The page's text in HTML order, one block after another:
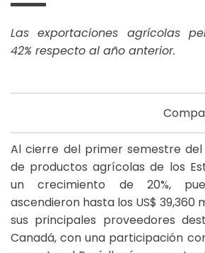
Las exportaciones agrícolas
42% respecto al año anterior.
Al cierre del primer semestre del
de productos agrícolas de los
un crecimiento de 20%,
ascendieron hasta los US$ 39,360
sus principales proveedores
Canadá, con una participación